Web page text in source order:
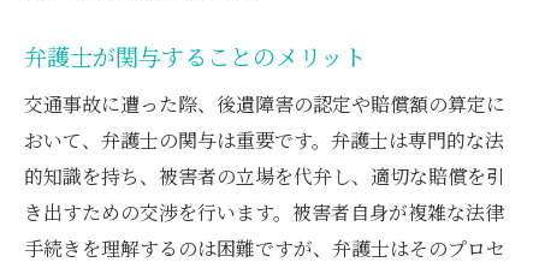
素因減額に対抗するための戦略
交通事故における法律の解釈
素因減額を考慮した賠償額の算定
後遺障害の認定を受けるために何が必要か弁護
士の役割と重要性
後遺障害認定のための準備
弁護士が関与することのメリット
交通事故に遭った際、後遺障害の認定や賠償額の算定に
おいて、弁護士の関与は重要です。弁護士は専門的な法
的知識を持ち、被害者の立場を代弁し、適切な賠償を引
き出すための交渉を行います。被害者自身が複雑な法律
手続きを理解するのは困難ですが、弁護士はそのプロセ